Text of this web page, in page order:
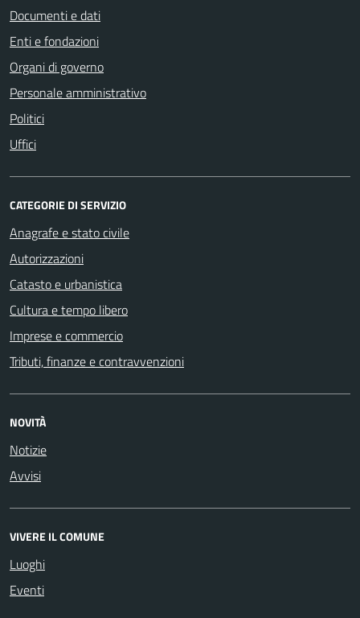
Documenti e dati
Enti e fondazioni
Organi di governo
Personale amministrativo
Politici
Uffici
CATEGORIE DI SERVIZIO
Anagrafe e stato civile
Autorizzazioni
Catasto e urbanistica
Cultura e tempo libero
Imprese e commercio
Tributi, finanze e contravvenzioni
NOVITÀ
Notizie
Avvisi
VIVERE IL COMUNE
Luoghi
Eventi